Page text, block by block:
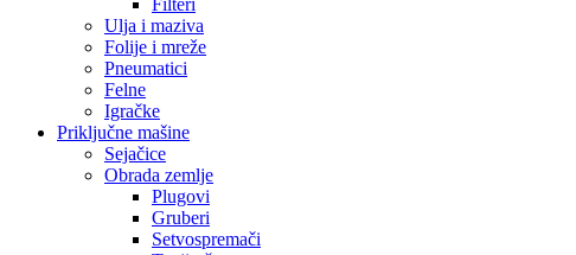
Filteri
Ulja i maziva
Folije i mreže
Pneumatici
Felne
Igračke
Priključne mašine
Sejačice
Obrada zemlje
Plugovi
Gruberi
Setvospremači